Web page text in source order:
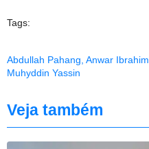
Tags:
Abdullah Pahang Anwar Ibrahim
Muhyddin Yassin
Veja também